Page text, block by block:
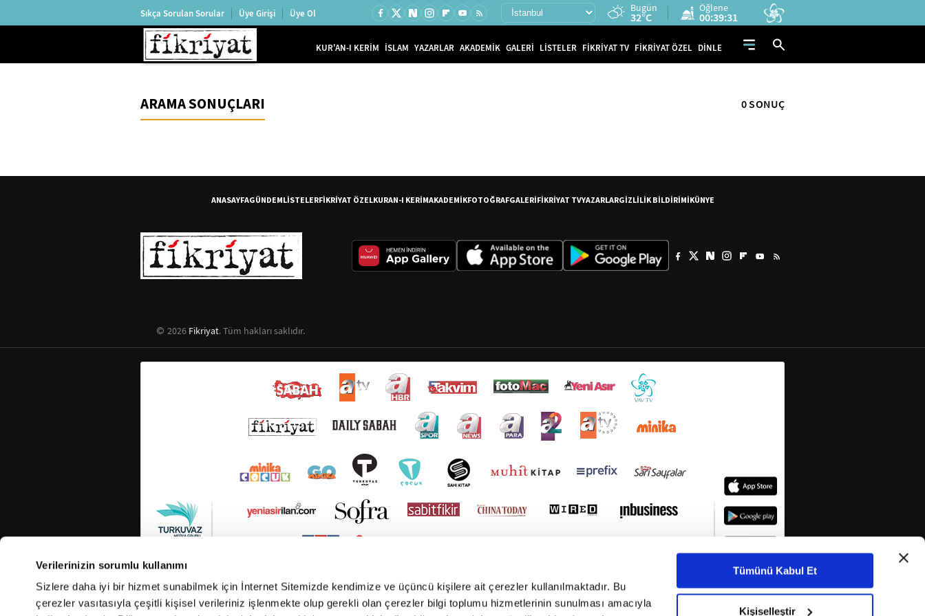
Verilerinizin sorumlu kullanımı
Sizlere daha iyi bir hizmet sunabilmek için İnternet Sitemizde kendimize ve üçüncü kişilere ait çerezler kullanılmaktadır. Bu
çerezler vasıtasıyla çeşitli kişisel verileriniz işlenmekte olup gerekli olan çerezler bilgi toplumu hizmetlerinin sunulması amacıyla
Tümünü Kabul Et
Kişiselleştir
Sıkça Sorulan Sorular Üye Girişi Üye Ol Bugün
32°C
Öğlene
00:39:30
KUR'AN-I KERİM İSLAM YAZARLAR AKADEMİK GALERİ LİSTELER FİKRİYAT TV FİKRİYAT ÖZEL DİNLE
ARAMA SONUÇLARI 0 SONUÇ
ANASAYFAGÜNDEMLİSTELERFİKRİYAT ÖZELKURAN-I KERİMAKADEMİKFOTOĞRAFGALERİFİKRİYAT TVYAZARLARGİZLİLİK BİLDİRİMİKÜNYE
2026 Fikriyat. Tüm hakları saklıdır.